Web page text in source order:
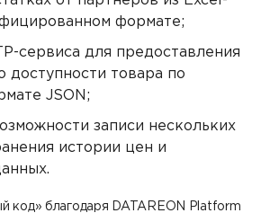
формате;
сервиса для предоставления
доступности товара по
JSON;
записи нескольких
истории цен и
код» благодаря DATAREON Platform